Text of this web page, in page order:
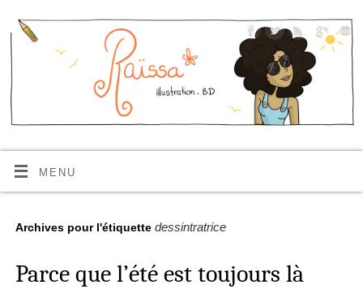
MENU
Archives pour l'étiquette dessintratrice
Parce que l’été est toujours là